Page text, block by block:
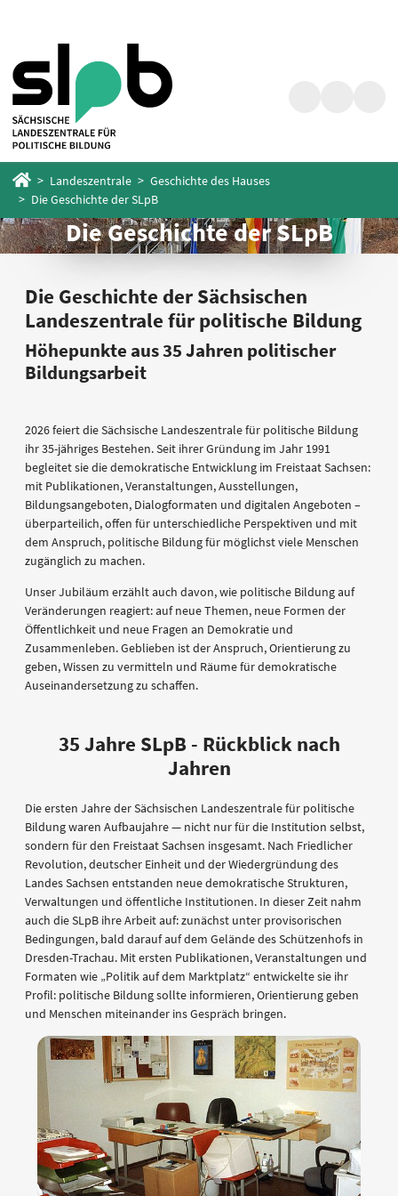
springen
springen
Startseite
Landeszentrale
Geschichte des Hauses
Die Geschichte der SLpB
Die Geschichte der SLpB
Die Geschichte der Sächsischen
Landeszentrale für politische Bildung
Höhepunkte aus 35 Jahren politischer
Bildungsarbeit
2026 feiert die Sächsische Landeszentrale für politische Bildung
ihr 35-jähriges Bestehen. Seit ihrer Gründung im Jahr 1991
begleitet sie die demokratische Entwicklung im Freistaat Sachsen:
mit Publikationen, Veranstaltungen, Ausstellungen,
Bildungsangeboten, Dialogformaten und digitalen Angeboten –
überparteilich, offen für unterschiedliche Perspektiven und mit
dem Anspruch, politische Bildung für möglichst viele Menschen
zugänglich zu machen.
Unser Jubiläum erzählt auch davon, wie politische Bildung auf
Veränderungen reagiert: auf neue Themen, neue Formen der
Öffentlichkeit und neue Fragen an Demokratie und
Zusammenleben. Geblieben ist der Anspruch, Orientierung zu
geben, Wissen zu vermitteln und Räume für demokratische
Auseinandersetzung zu schaffen.
35 Jahre SLpB - Rückblick nach
Jahren
Die ersten Jahre der Sächsischen Landeszentrale für politische
Bildung waren Aufbaujahre — nicht nur für die Institution selbst,
sondern für den Freistaat Sachsen insgesamt. Nach Friedlicher
Revolution, deutscher Einheit und der Wiedergründung des
Landes Sachsen entstanden neue demokratische Strukturen,
Verwaltungen und öffentliche Institutionen. In dieser Zeit nahm
auch die SLpB ihre Arbeit auf: zunächst unter provisorischen
Bedingungen, bald darauf auf dem Gelände des Schützenhofs in
Dresden-Trachau. Mit ersten Publikationen, Veranstaltungen und
Formaten wie „Politik auf dem Marktplatz“ entwickelte sie ihr
Profil: politische Bildung sollte informieren, Orientierung geben
und Menschen miteinander ins Gespräch bringen.